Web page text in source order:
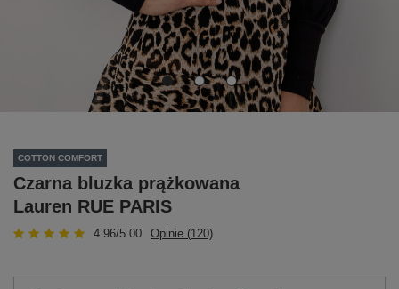
COTTON COMFORT
Czarna bluzka prążkowana
Lauren RUE PARIS
4.96/5.00 Opinie (120)